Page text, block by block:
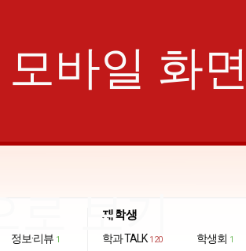
모바일 화
으로 보기
정보·리뷰 1
재학생
학과 TALK 120 학생회 1